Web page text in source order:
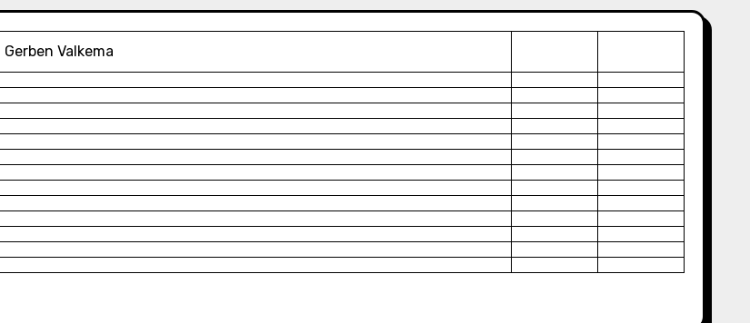
Gerben Valkema